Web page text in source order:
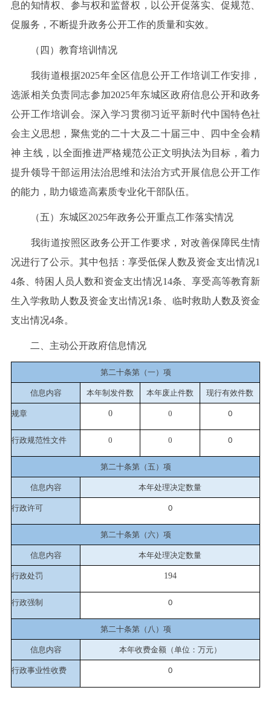
息的知情权、参与权和监督权，以公开促落实、促规范、
促服务，不断提升政务公开工作的质量和实效。
（四）教育培训情况
我街道根据2025年全区信息公开工作培训工作安排，
选派相关负责同志参加2025年东城区政府信息公开和政务
公开工作培训会。深入学习贯彻习近平新时代中国特色社
会主义思想，聚焦党的二十大及二十届三中、四中全会精
神 主线，以全面推进严格规范公正文明执法为目标，着力
提升领导干部运用法治思维和法治方式开展信息公开工作
的能力，助力锻造高素质专业化干部队伍。
（五）东城区2025年政务公开重点工作落实情况
我街道按照区政务公开工作要求，对改善保障民生情
况进行了公示。其中包括：享受低保人数及资金支出情况1
4条、特困人员人数和资金支出情况14条、享受高等教育新
生入学救助人数及资金支出情况1条、临时救助人数及资金
支出情况4条。
二、主动公开政府信息情况
第二十条第（一）项
信息内容 本年制发件数 本年废止件数 现行有效件数
规章 0 0 0
行政规范性文件 0 0 0
第二十条第（五）项
信息内容 本年处理决定数量
行政许可 0
第二十条第（六）项
信息内容 本年处理决定数量
行政处罚 194
行政强制 0
第二十条第（八）项
信息内容 本年收费金额（单位：万元）
行政事业性收费 0